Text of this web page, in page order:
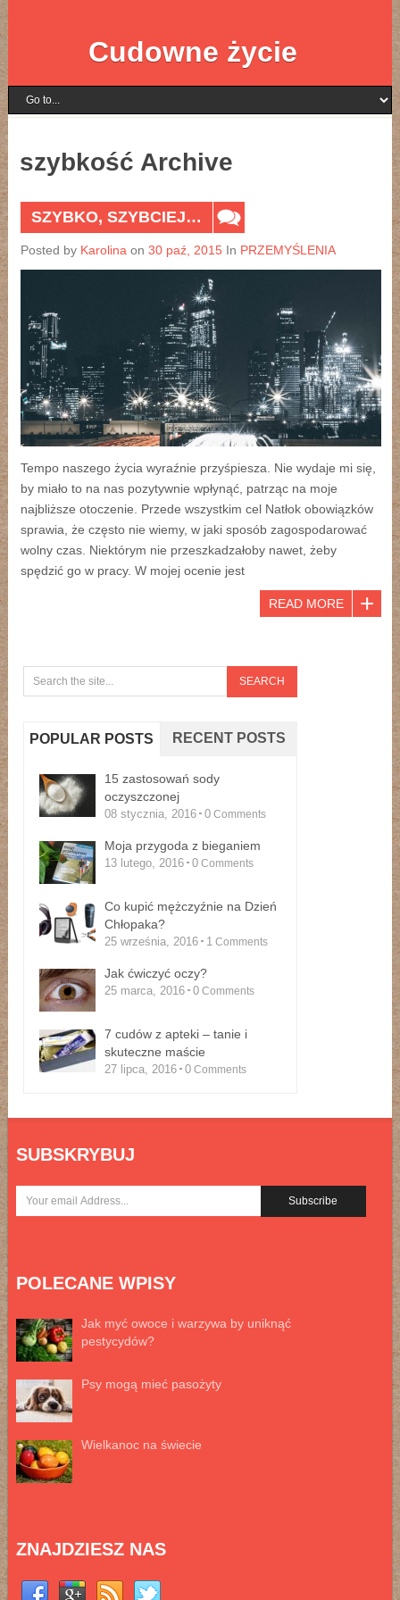
Cudowne życie
szybkość Archive
SZYBKO, SZYBCIEJ…
Posted by Karolina on 30 paź, 2015 In PRZEMYŚLENIA
Tempo naszego życia wyraźnie przyśpiesza. Nie wydaje mi się,
by miało to na nas pozytywnie wpłynąć, patrząc na moje
najbliższe otoczenie. Przede wszystkim cel Natłok obowiązków
sprawia, że często nie wiemy, w jaki sposób zagospodarować
wolny czas. Niektórym nie przeszkadzałoby nawet, żeby
spędzić go w pracy. W mojej ocenie jest
READ MORE
POPULAR POSTS RECENT POSTS
15 zastosowań sody
oczyszczonej
08 stycznia, 2016 0 Comments
Moja przygoda z bieganiem
13 lutego, 2016 0 Comments
Co kupić mężczyźnie na Dzień
Chłopaka?
25 września, 2016 1 Comments
Jak ćwiczyć oczy?
25 marca, 2016 0 Comments
7 cudów z apteki – tanie i
skuteczne maście
27 lipca, 2016 0 Comments
SUBSKRYBUJ
POLECANE WPISY
Jak myć owoce i warzywa by uniknąć
pestycydów?
Psy mogą mieć pasożyty
Wielkanoc na świecie
ZNAJDZIESZ NAS